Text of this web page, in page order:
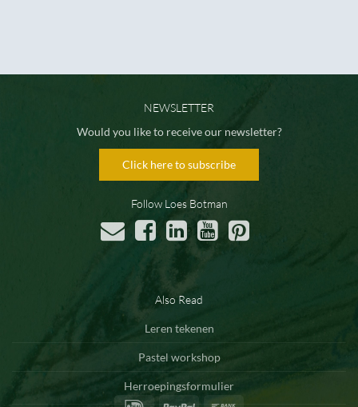
NEWSLETTER
Would you like to receive our newsletter?
Click here to subscribe
Follow Loes Botman
Also Read
Leren tekenen
Pastel workshop
Herroepingsformulier